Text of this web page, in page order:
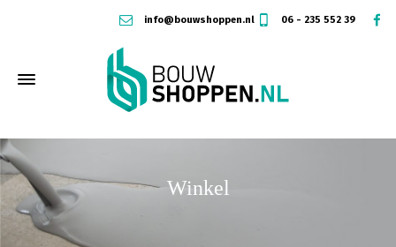
info@bouwshoppen.nl 06 - 235 552 39
Winkel